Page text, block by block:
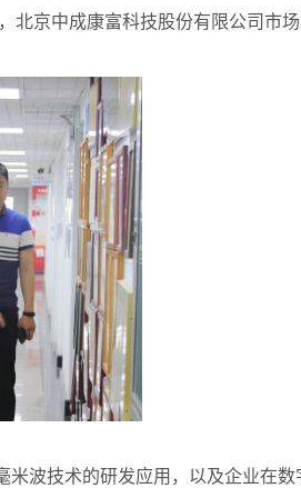
京中成康富科技股份有限公司市
波技术的研发应用，以及企业在数